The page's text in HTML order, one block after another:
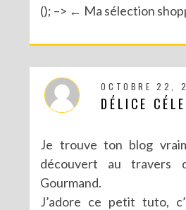
(); –> ← Ma sélection
OCTOBRE 22,
DÉLICE
Je trouve ton blog
découvert au travers
Gourmand.
J’adore ce petit tuto,